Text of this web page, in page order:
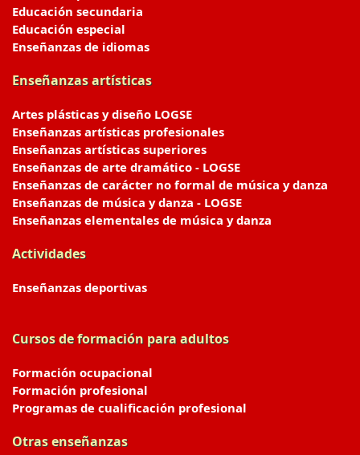
Educación secundaria
Educación especial
Enseñanzas de idiomas
Enseñanzas artísticas
Artes plásticas y diseño LOGSE
Enseñanzas artísticas profesionales
Enseñanzas artísticas superiores
Enseñanzas de arte dramático - LOGSE
Enseñanzas de carácter no formal de música y danza
Enseñanzas de música y danza - LOGSE
Enseñanzas elementales de música y danza
Actividades
Enseñanzas deportivas
Cursos de formación para adultos
Formación ocupacional
Formación profesional
Programas de cualificación profesional
Otras enseñanzas